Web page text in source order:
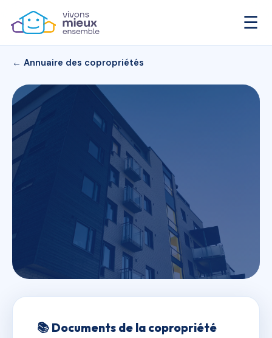
☰
← Annuaire des copropriétés
14 rue charles nodier
📚 Documents de la copropriété